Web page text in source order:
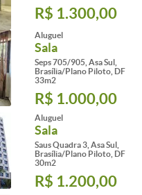
R$ 1.300,00
Aluguel
Sala
Seps 705/905, Asa Sul,
Brasília/Plano Piloto, DF
33m2
R$ 1.000,00
Aluguel
Sala
Saus Quadra 3, Asa Sul,
Brasília/Plano Piloto, DF
30m2
R$ 1.200,00